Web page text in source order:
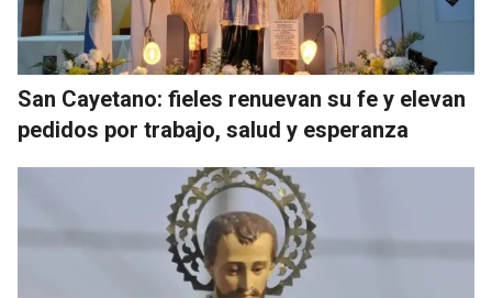
San Cayetano: fieles renuevan su fe y elevan
pedidos por trabajo, salud y esperanza